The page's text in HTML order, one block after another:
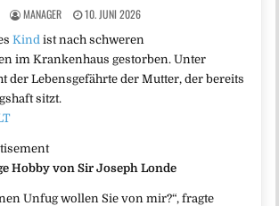
MANAGER 10. JUNI 2026
Kind ist nach schweren
im Krankenhaus gestorben. Unter
der Lebensgefährte der Mutter, der bereits
sitzt.
Hobby von Sir Joseph Londe
Unfug wollen Sie von mir?“, fragte